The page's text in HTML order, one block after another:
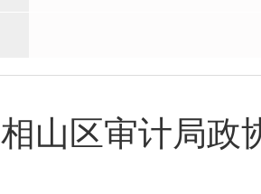
相山区审计局政